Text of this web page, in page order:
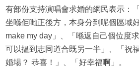
有部份支持演唱會求婚的網民表示：
坐喺佢哋正後方，本身分到呢個區域
make my day」、「喺返自己個位度
可以揾到志同道合既另一半」、「祝
婚場？ 恭喜！」、「好幸福啊」。